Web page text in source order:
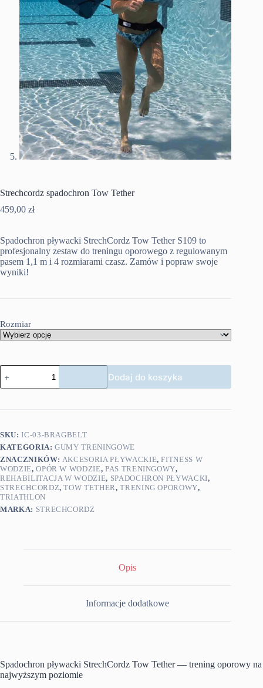
Strechcordz spadochron Tow Tether
459,00 zł
Spadochron pływacki StrechCordz Tow Tether S109 to
profesjonalny zestaw do treningu oporowego z regulowanym
pasem 1,1 m i 4 rozmiarami czasz. Zamów i popraw swoje
wyniki!
Rozmiar
ilość
Strechcordz
spadochron
Dodaj do koszyka
SKU:IC-03-BRAGBELT
KATEGORIA:GUMY TRENINGOWE
ZNACZNIKÓW: AKCESORIA PŁYWACKIE,FITNESS W
WODZIE,OPÓR W WODZIE, PAS TRENINGOWY,
REHABILITACJA W WODZIE, SPADOCHRON PŁYWACKI,
STRECHCORDZ,TOW TETHER,TRENING OPOROWY,
TRIATHLON
MARKA: STRECHCORDZ
Opis
Informacje dodatkowe
Spadochron pływacki StrechCordz Tow Tether — trening oporowy na
najwyższym poziomie